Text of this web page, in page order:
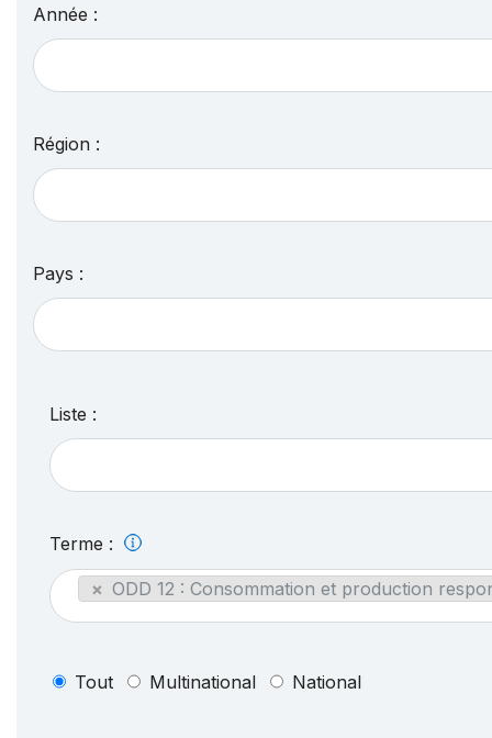
Année :
Région :
Pays :
Liste :
Terme :
× ODD 12 : Consommation et production
Tout Multinational National